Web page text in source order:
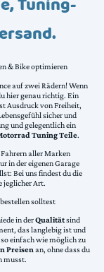
& Bike optimieren
auf zwei Rädern! Wenn
hier genau richtig. Ein
Ausdruck von Freiheit,
sicher und
und gelegentlich ein
Tuning Teile.
aller Marken
in der eigenen Garage
Bei uns findest du die
jeglicher Art.
solltest
in derQualitätsind
das langlebig ist und
einfach wie möglich zu
Preisenan, ohne dass du
musst.